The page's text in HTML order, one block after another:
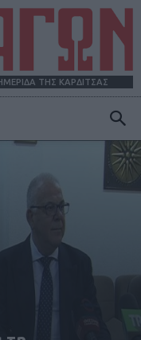
ΤΗΣ ΚΑΡΔΙΤΣΑΣ